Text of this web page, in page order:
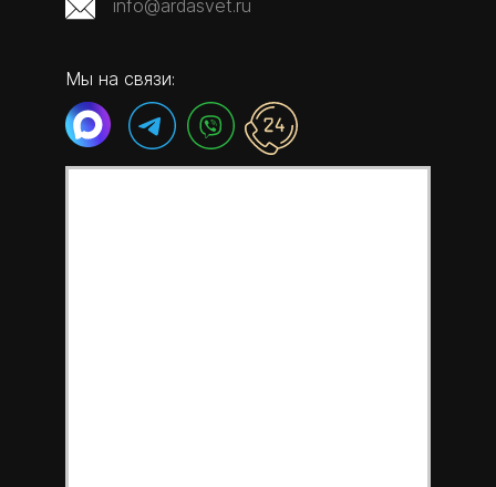
info@ardasvet.ru
Мы на связи: